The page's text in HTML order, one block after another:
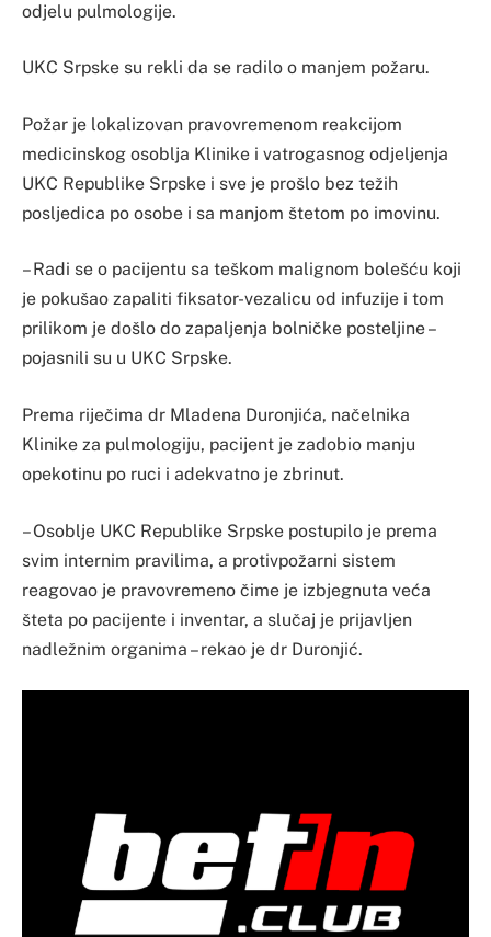
odjelu pulmologije.
UKC Srpske su rekli da se radilo o manjem požaru.
Požar je lokalizovan pravovremenom reakcijom
medicinskog osoblja Klinike i vatrogasnog odjeljenja
UKC Republike Srpske i sve je prošlo bez težih
posljedica po osobe i sa manjom štetom po imovinu.
– Radi se o pacijentu sa teškom malignom bolešću koji
je pokušao zapaliti fiksator-vezalicu od infuzije i tom
prilikom je došlo do zapaljenja bolničke posteljine –
pojasnili su u UKC Srpske.
Prema riječima dr Mladena Duronjića, načelnika
Klinike za pulmologiju, pacijent je zadobio manju
opekotinu po ruci i adekvatno je zbrinut.
– Osoblje UKC Republike Srpske postupilo je prema
svim internim pravilima, a protivpožarni sistem
reagovao je pravovremeno čime je izbjegnuta veća
šteta po pacijente i inventar, a slučaj je prijavljen
nadležnim organima – rekao je dr Duronjić.